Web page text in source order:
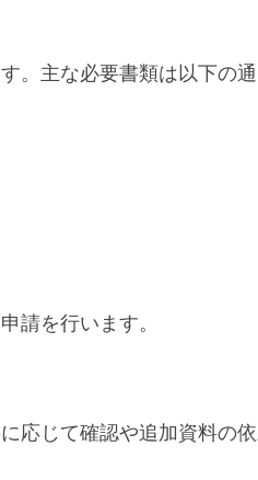
。主な必要書類は以下の通
請を行います。
応じて確認や追加資料の依